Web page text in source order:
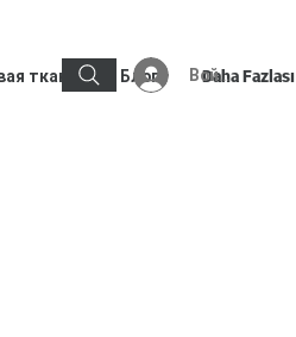
ткань Блог Daha Fazlası
Войти